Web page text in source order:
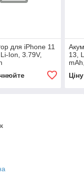
для iPhone 11
Ion, 3.79V,
13,